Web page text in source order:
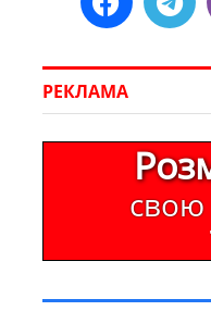
РЕКЛАМА
свою